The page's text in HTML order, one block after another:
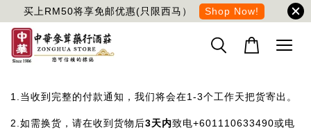
买上RM50将享免邮优惠(只限西马） Shop Now!
1.当收到完整的付款通知，我们将会在1-3个工作天把货寄出。
2.如需换货，请在收到货物后3天内致电+601110633490或电